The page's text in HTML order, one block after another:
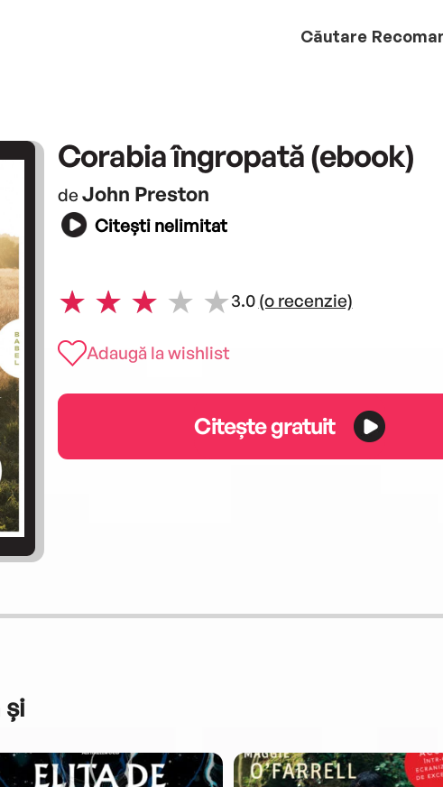
Căutare
Corabia îngropată (ebook)
de John Preston
Citești nelimitat
3.0 (o recenzie)
Adaugă la wishlist
Citește gratuit
și